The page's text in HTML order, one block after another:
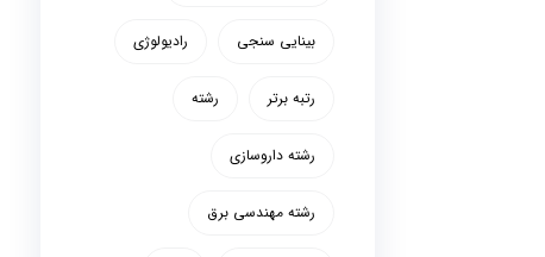
بینایی سنجی رادیولوژی
رتبه برتر رشته
رشته داروسازی
رشته مهندسی برق